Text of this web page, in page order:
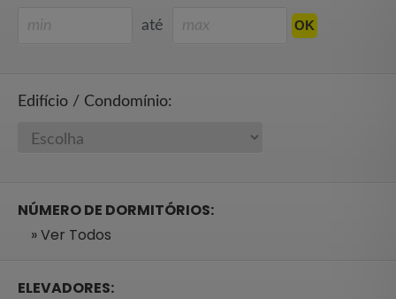
até
Edifício / Condomínio:
NÚMERO DE DORMITÓRIOS:
» Ver Todos
ELEVADORES: